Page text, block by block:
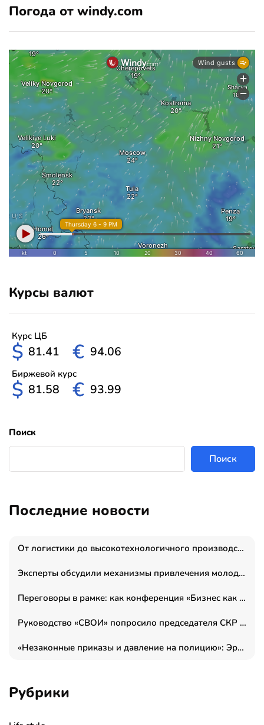
Погода от windy.com
Курсы валют
Курс ЦБ
$ 81.41 € 94.06
Биржевой курс
$ 81.58 € 93.99
Поиск
Поиск
Последние новости
От логистики до высокотехнологичного производства: как основатель “гагаринга” выстраивает экосистему безопасности и гражданских БПЛА
Эксперты обсудили механизмы привлечения молодых специалистов в промышленные города
Переговоры в рамке: как конференция «Бизнес как искусство» переформатирует деловой этикет в стенах ТПП РФ
Руководство «СВОИ» попросило председателя СКР дать правовую оценку обысков в тыловом штабе
«Незаконные приказы и давление на полицию»: Эрнеста Султанова задержали у посольства Израиля во время одиночного пикета
Рубрики